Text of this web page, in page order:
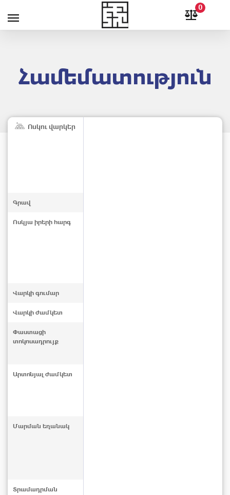
0
Համեմատություն
Ոսկու վարկեր
Գրավ
Ոսկյա իրերի հարգ
Վարկի գումար
Վարկի ժամկետ
Փաստացի
տոկոսադրույք
Արտոնյալ ժամկետ
Մարման եղանակ
Տրամադրման